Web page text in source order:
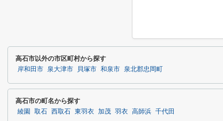
高石市以外の市区町村から探す
岸和田市 泉大津市 貝塚市 和泉市 泉北郡忠岡町
高石市の町名から探す
綾園 取石 西取石 東羽衣 加茂 羽衣 高師浜 千代田